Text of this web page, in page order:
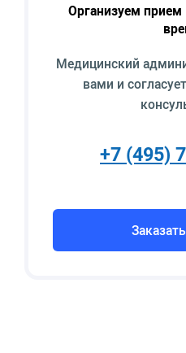
Организуем прием
Медицинский
вами и
+7 (495)